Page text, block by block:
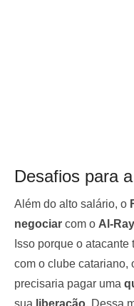
Desafios para
Além do alto salário, o
negociar com o Al-
Isso porque o atacante
com o clube catariano,
precisaria pagar uma